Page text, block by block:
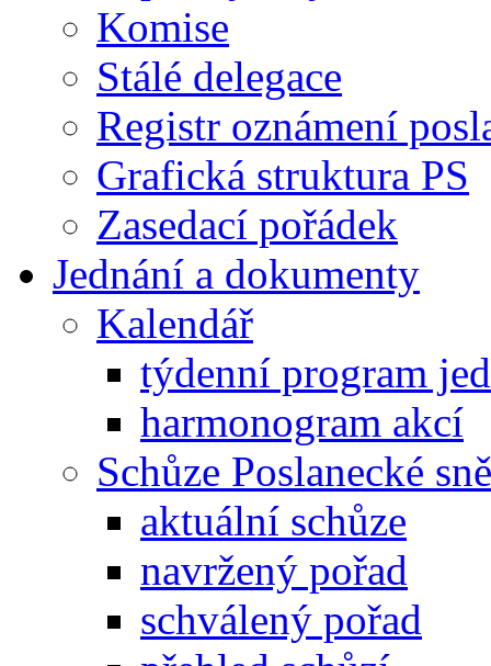
Komise
Stálé delegace
Registr oznámení
Grafická struktura PS
Zasedací pořádek
Jednání a dokumenty
Kalendář
týdenní program
harmonogram akcí
Schůze Poslanecké
aktuální schůze
navržený pořad
schválený pořad